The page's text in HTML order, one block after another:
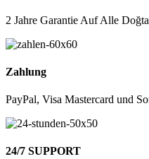
2 Jahre Garantie Auf Alle
Zahlung
PayPal, Visa Mastercard und
24/7 SUPPORT